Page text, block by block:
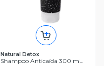
Natural Detox
Shampoo Anticaída 300 mL